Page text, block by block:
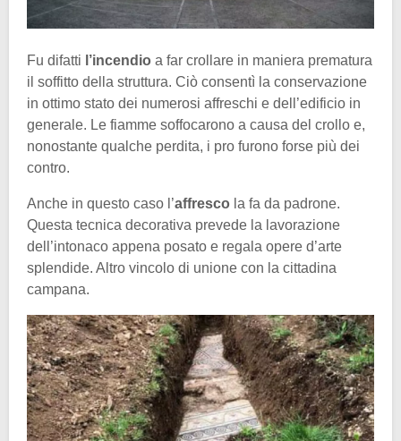
Fu difatti l’incendio a far crollare in maniera prematura
il soffitto della struttura. Ciò consentì la conservazione
in ottimo stato dei numerosi affreschi e dell’edificio in
generale. Le fiamme soffocarono a causa del crollo e,
nonostante qualche perdita, i pro furono forse più dei
contro.
Anche in questo caso l’affresco la fa da padrone.
Questa tecnica decorativa prevede la lavorazione
dell’intonaco appena posato e regala opere d’arte
splendide. Altro vincolo di unione con la cittadina
campana.